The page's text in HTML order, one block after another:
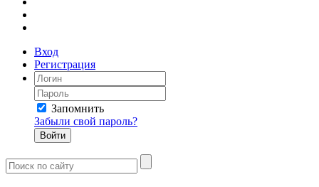
Вход
Регистрация
Запомнить
Забыли свой пароль?